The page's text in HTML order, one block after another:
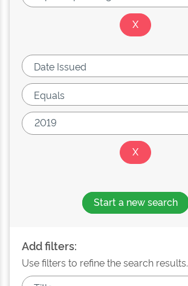
Start a new search
Add filters:
Use filters to refine the search results.